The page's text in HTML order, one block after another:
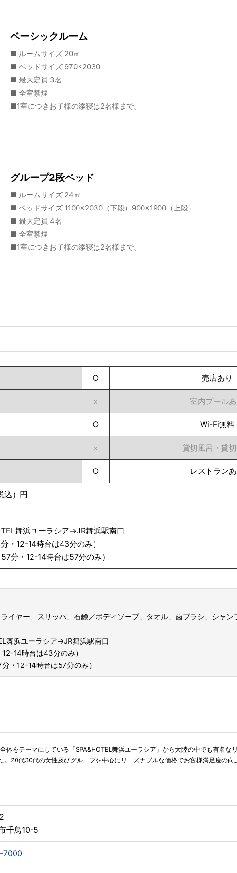
ベーシックルーム
■ ルームサイズ 20㎡
■ ベッドサイズ 970×2030
■ 最大定員 3名
■ 全室禁煙
■1室につきお子様の添寝は2名様まで。
グループ2段ベッド
■ ルームサイズ 24㎡
■ ベッドサイズ 1100×2030（下段）900×1900（上段）
■ 最大定員 4名
■ 全室禁煙
■1室につきお子様の添寝は2名様まで。
○ 売店あり
× 室内プールあ
○ Wi-Fi無料
× 貸切風呂・貸
○ レストランあ
込）円
舞浜ユーラシア→JR舞浜駅南口
12-14時台は43分のみ）
・12-14時台は57分のみ）
イヤー、スリッパ、石鹸／ボディソープ、タオル、歯ブラシ、シャン
舞浜ユーラシア→JR舞浜駅南口
14時台は43分のみ）
12-14時台は57分のみ）
体をテーマにしている「SPA&HOTEL舞浜ユーラシア」から大陸の中でも有名な
20代30代の女性及びグループを中心にリーズナブルな価格でお客様満足度の向
千鳥10-5
7000